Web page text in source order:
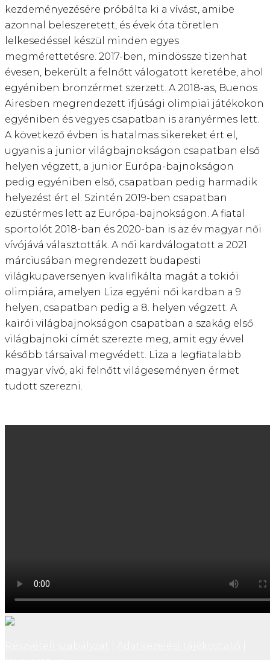
kezdeményezésére próbálta ki a vívást, amibe
azonnal beleszeretett, és évek óta töretlen
lelkesedéssel készül minden egyes
megmérettetésre. 2017-ben, mindössze tizenhat
évesen, bekerült a felnőtt válogatott keretébe, ahol
egyéniben bronzérmet szerzett. A 2018-as, Buenos
Airesben megrendezett ifjúsági olimpiai játékokon
egyéniben és vegyes csapatban is aranyérmes lett.
A következő évben is hatalmas sikereket ért el,
ugyanis a junior világbajnokságon csapatban első
helyen végzett, a junior Európa-bajnokságon
pedig egyéniben első, csapatban pedig harmadik
helyezést ért el. Szintén 2019-ben csapatban
ezüstérmes lett az Európa-bajnokságon. A fiatal
sportolót 2018-ban és 2020-ban is az év magyar női
vívójává választották. A női kardválogatott a 2021
márciusában megrendezett budapesti
világkupaversenyen kvalifikálta magát a tokiói
olimpiára, amelyen Liza egyéni női kardban a 9.
helyen, csapatban pedig a 8. helyen végzett. A
kairói világbajnokságon csapatban a szakág első
világbajnoki címét szerezte meg, amit egy évvel
később társaival megvédett. Liza a legfiatalabb
magyar vívó, aki felnőtt világeseményen érmet
tudott szerezni.